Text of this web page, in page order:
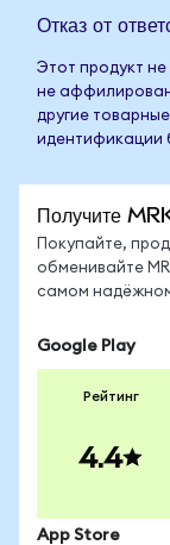
Отказ от
Этот продукт
не
другие
идентификации
Получите
Покупайте,
обменивайте
самом
Google Play
Рейтинг
4.4
App Store